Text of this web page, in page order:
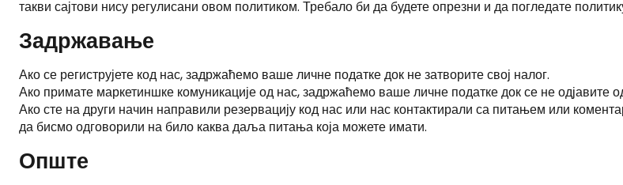
такви сајтови нису регулисани овом политиком. Требало би да будете опрезни и да погледате
Задржавање
Ако се региструјете код нас, задржаћемо ваше личне податке док не затворите свој налог.
Ако примате маркетиншке комуникације од нас, задржаћемо ваше личне податке док се не одјавите
Ако сте на други начин направили резервацију код нас или нас контактирали са питањем или
да бисмо одговорили на било каква даља питања која можете имати.
Опште